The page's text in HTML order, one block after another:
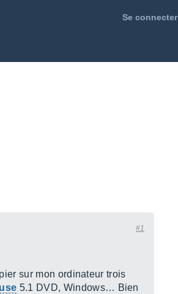
Se connecter
#1
sur mon ordinateur trois
5.1 DVD, Windows… Bien